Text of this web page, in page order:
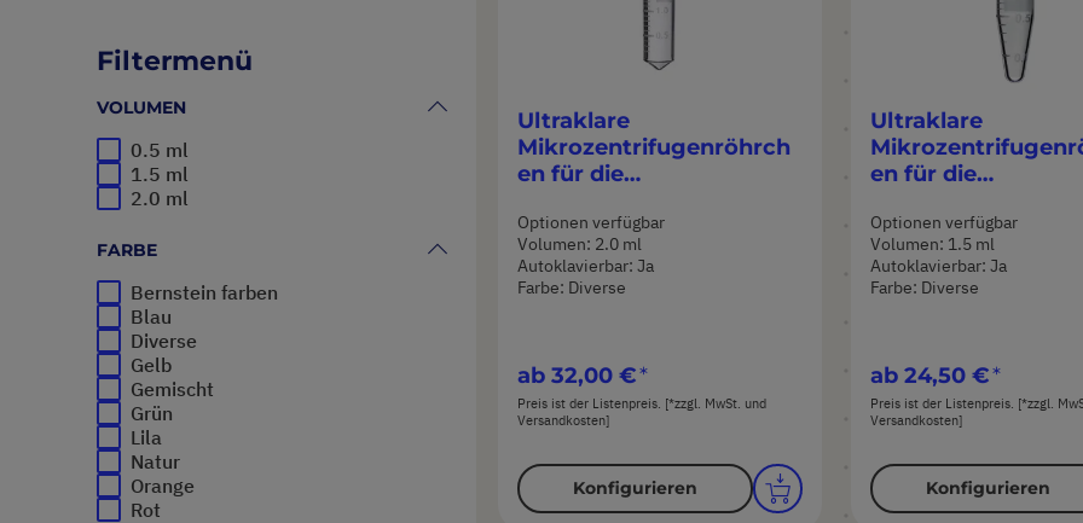
Ultraklare
Mikrozentrifugenröhrch
en für die
entrifugation
Optionen verfügbar
Volumen: 2.0 ml
Autoklavierbar: Ja
Farbe: Diverse
ab 32,00 €
Preis ist der Listenpreis. [*zzgl. MwSt. und
Versandkosten]
Konfigurieren
Ultraklare
en für die
entrifugation
Optionen verfügbar
Volumen: 1.5 ml
Autoklavierbar: Ja
Farbe: Diverse
ab 24,50 €
Preis ist der Listenpreis. [*zzgl.
Versandkosten]
Konfigurieren
Filtermenü
VOLUMEN
0.5 ml
1.5 ml
2.0 ml
FARBE
Bernstein farben
Blau
Diverse
Gelb
Gemischt
Grün
Lila
Natur
Orange
Rot